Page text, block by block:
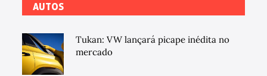
AUTOS
Tukan: VW lançará picape inédita no
mercado